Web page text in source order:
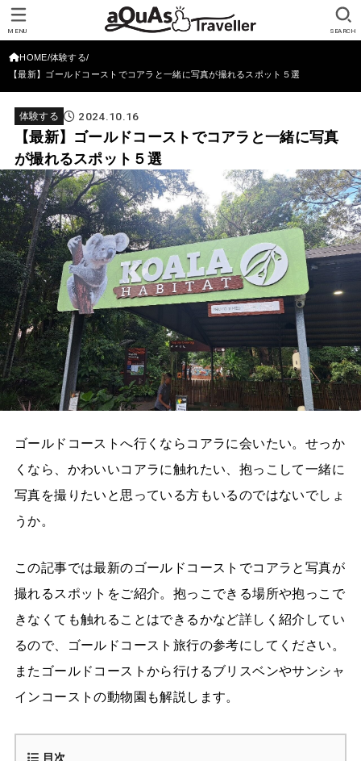
SEARCH
MENU
HOME 体験する
【最新】ゴールドコーストでコアラと一緒に写真が撮れるスポット５選
体験する 2024.10.16
【最新】ゴールドコーストでコアラと一緒に写真
が撮れるスポット５選
ゴールドコーストへ行くならコアラに会いたい。せっか
くなら、かわいいコアラに触れたい、抱っこして一緒に
写真を撮りたいと思っている方もいるのではないでしょ
うか。
この記事では最新のゴールドコーストでコアラと写真が
撮れるスポットをご紹介。抱っこできる場所や抱っこで
きなくても触れることはできるかなど詳しく紹介してい
るので、ゴールドコースト旅行の参考にしてください。
またゴールドコーストから行けるブリスベンやサンシャ
インコーストの動物園も解説します。